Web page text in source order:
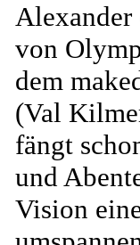
von
dem
(Val
fängt
und
Vision